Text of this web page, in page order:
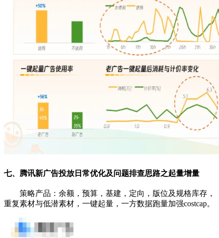
七、腾讯新广告投放日常优化及问题排查思路之起量增量
策略产品：余额，预算，基建，定向，版位及规格库存，
重复素材与低潜素材，一键起量，一方数据跑量加强costcap。